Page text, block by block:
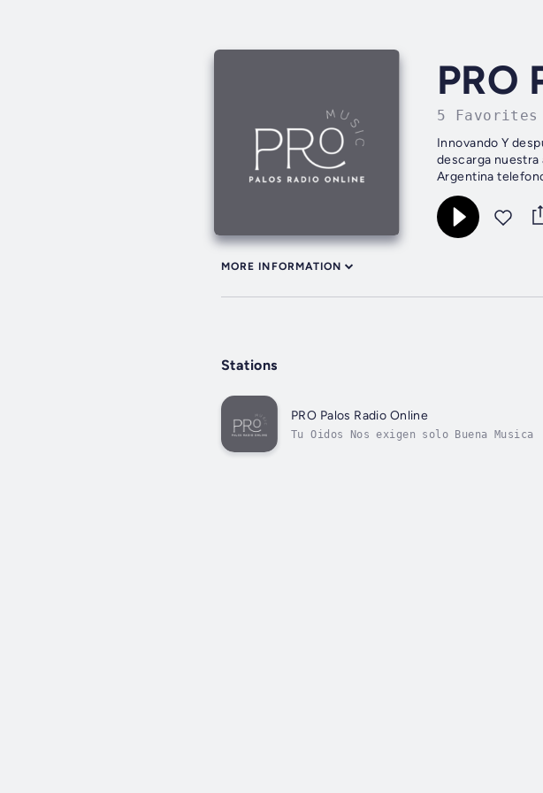
PRO
5 Favorites
Innovando Y
descarga
Argentina
MORE INFORMATION
Stations
PRO Palos Radio Online
Tu Oidos Nos exigen solo Buena Musica